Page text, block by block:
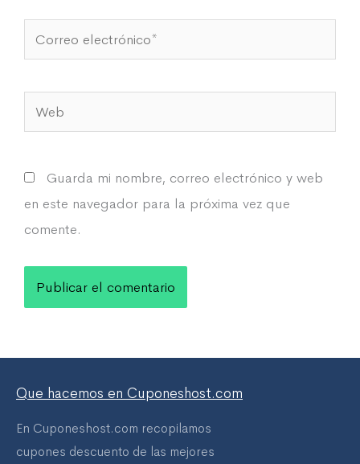
Correo
electrónico*
Web
Guarda mi nombre, correo electrónico y web
en este navegador para la próxima vez que
comente.
Que hacemos en Cuponeshost.com
En Cuponeshost.com recopilamos
cupones descuento de las mejores